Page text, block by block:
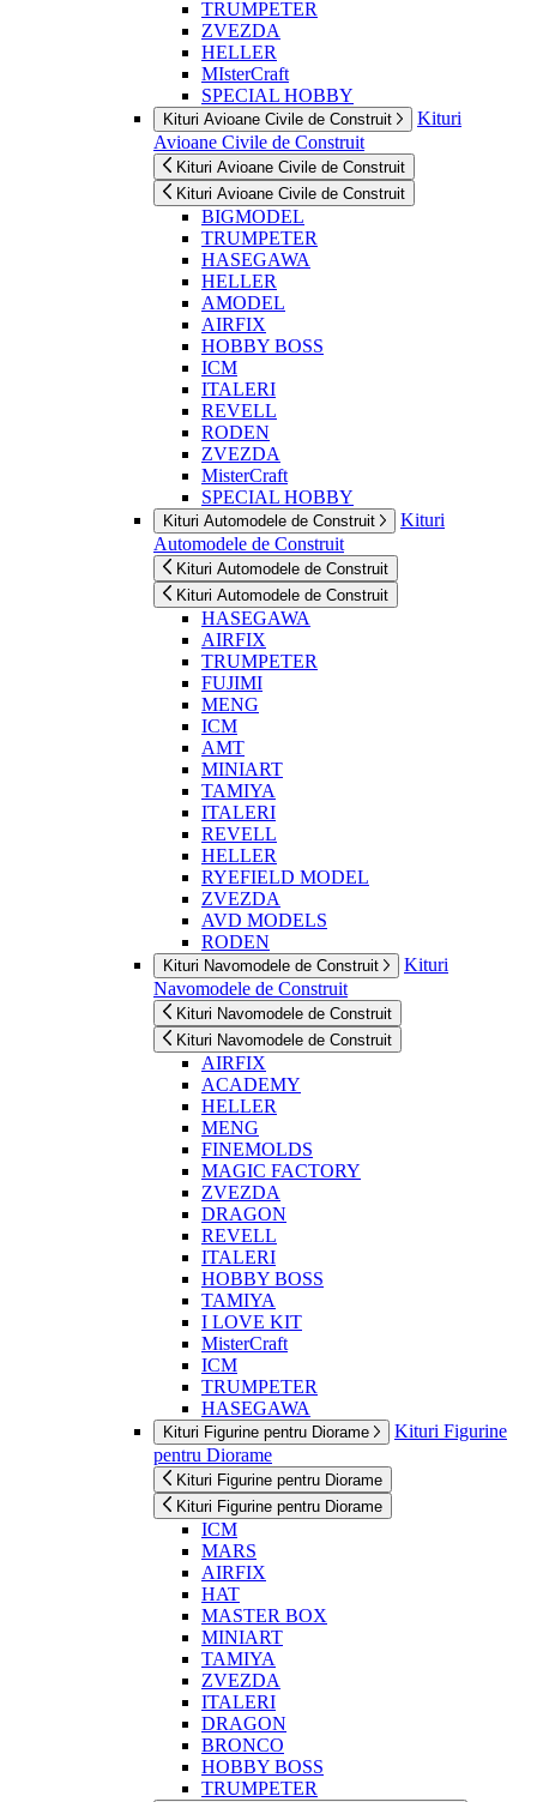
TRUMPETER
ZVEZDA
HELLER
MIsterCraft
SPECIAL HOBBY
Kituri Avioane Civile de Construit
Kituri
Avioane Civile de Construit
Kituri Avioane Civile de Construit
Kituri Avioane Civile de Construit
BIGMODEL
TRUMPETER
HASEGAWA
HELLER
AMODEL
AIRFIX
HOBBY BOSS
ICM
ITALERI
REVELL
RODEN
ZVEZDA
MisterCraft
SPECIAL HOBBY
Kituri Automodele de Construit
Kituri
Automodele de Construit
Kituri Automodele de Construit
Kituri Automodele de Construit
HASEGAWA
AIRFIX
TRUMPETER
FUJIMI
MENG
ICM
AMT
MINIART
TAMIYA
ITALERI
REVELL
HELLER
RYEFIELD MODEL
ZVEZDA
AVD MODELS
RODEN
Kituri Navomodele de Construit
Kituri
Navomodele de Construit
Kituri Navomodele de Construit
Kituri Navomodele de Construit
AIRFIX
ACADEMY
HELLER
MENG
FINEMOLDS
MAGIC FACTORY
ZVEZDA
DRAGON
REVELL
ITALERI
HOBBY BOSS
TAMIYA
I LOVE KIT
MisterCraft
ICM
TRUMPETER
HASEGAWA
Kituri Figurine pentru Diorame
Kituri Figurine
pentru Diorame
Kituri Figurine pentru Diorame
Kituri Figurine pentru Diorame
ICM
MARS
AIRFIX
HAT
MASTER BOX
MINIART
TAMIYA
ZVEZDA
ITALERI
DRAGON
BRONCO
HOBBY BOSS
TRUMPETER